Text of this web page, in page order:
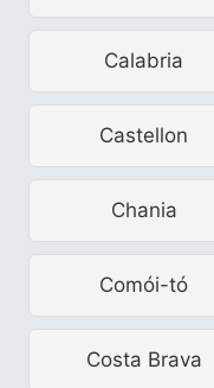
Calabria
Castellon
Chania
Comói-tó
Costa Brava